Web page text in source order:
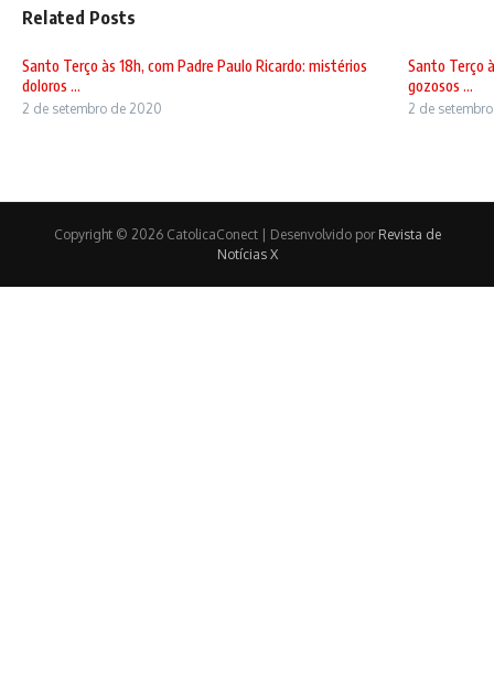
Related Posts
Santo Terço às 18h, com Padre Paulo Ricardo: mistérios
doloros ...
2 de setembro de 2020
Santo Terço
gozosos ...
2 de
Copyright © 2026 CatolicaConect | Desenvolvido por Revista de
Notícias X